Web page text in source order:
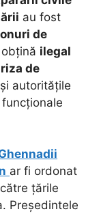
au fost
de
ilegal
de
autoritățile
ar fi ordonat
către țările
Președintele